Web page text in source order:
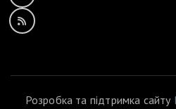
Розробка та підтримка сайту